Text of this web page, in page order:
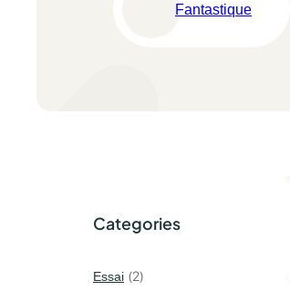
Fantastique
Categories
Essai 2